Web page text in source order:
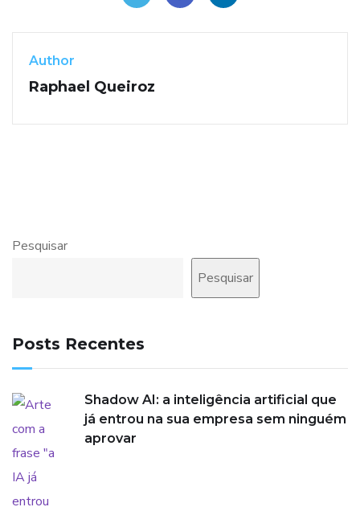
Author
Raphael Queiroz
Pesquisar
Pesquisar
Posts Recentes
Shadow AI: a inteligência artificial que
já entrou na sua empresa sem ninguém
aprovar